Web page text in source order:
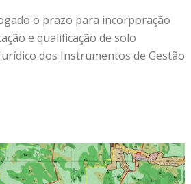
o prazo para incorporação
e qualificação de solo
dos Instrumentos de Gestão